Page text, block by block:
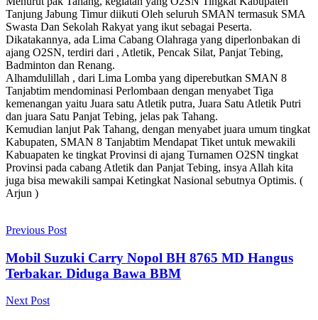
Tanjung Jabung Timur diikuti Oleh seluruh SMAN termasuk SMA
Swasta Dan Sekolah Rakyat yang ikut sebagai Peserta.
Dikatakannya, ada Lima Cabang Olahraga yang diperlonbakan di
ajang O2SN, terdiri dari , Atletik, Pencak Silat, Panjat Tebing,
Badminton dan Renang.
Alhamdulillah , dari Lima Lomba yang diperebutkan SMAN 8
Tanjabtim mendominasi Perlombaan dengan menyabet Tiga
kemenangan yaitu Juara satu Atletik putra, Juara Satu Atletik Putri
dan juara Satu Panjat Tebing, jelas pak Tahang.
Kemudian lanjut Pak Tahang, dengan menyabet juara umum tingkat
Kabupaten, SMAN 8 Tanjabtim Mendapat Tiket untuk mewakili
Kabuapaten ke tingkat Provinsi di ajang Turnamen O2SN tingkat
Provinsi pada cabang Atletik dan Panjat Tebing, insya Allah kita
juga bisa mewakili sampai Ketingkat Nasional sebutnya Optimis. (
Arjun )
Previous Post
Mobil Suzuki Carry Nopol BH 8765 MD Hangus
Terbakar. Diduga Bawa BBM
Next Post